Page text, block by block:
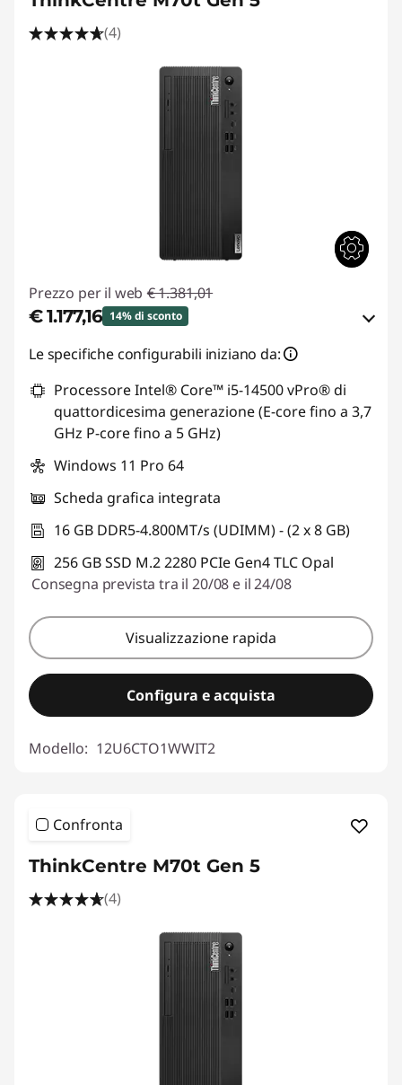
(4)
Prezzo per il web € 1.381,01
€ 1.177,16 14% di sconto
Risparmi eCoupon :-€ 203,85
Usa il coupon :THINKDEAL
Le specifiche configurabili iniziano da:
Processore Intel® Core™ i5-14500 vPro® di
quattordicesima generazione (E-core fino a 3,7
GHz P-core fino a 5 GHz)
Windows 11 Pro 64
Scheda grafica integrata
16 GB DDR5-4.800MT/s (UDIMM) - (2 x 8 GB)
256 GB SSD M.2 2280 PCIe Gen4 TLC Opal
Consegna prevista tra il 20/08 e il 24/08
Visualizzazione rapida
Configura e acquista
Modello: 12U6CTO1WWIT2
Confronta
ThinkCentre M70t Gen 5
(4)